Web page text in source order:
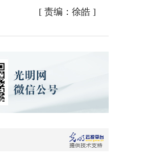
[ 责编：徐皓 ]